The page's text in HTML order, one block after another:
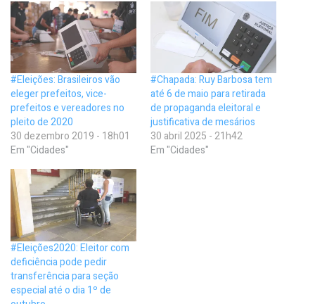
#Eleições: Brasileiros vão
eleger prefeitos, vice-
prefeitos e vereadores no
pleito de 2020
30 dezembro 2019 - 18h01
Em "Cidades"
#Chapada: Ruy Barbosa tem
até 6 de maio para retirada
de propaganda eleitoral e
justificativa de mesários
30 abril 2025 - 21h42
Em "Cidades"
#Eleições2020: Eleitor com
deficiência pode pedir
transferência para seção
especial até o dia 1º de